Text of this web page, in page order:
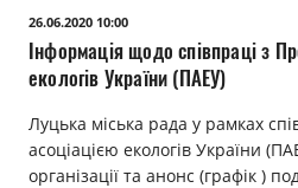
26.06.2020 10:00
Інформація щодо співпраці з
екологів України (ПАЕУ)
Луцька міська рада у рамках
асоціацією екологів України
організації та анонс (графік )